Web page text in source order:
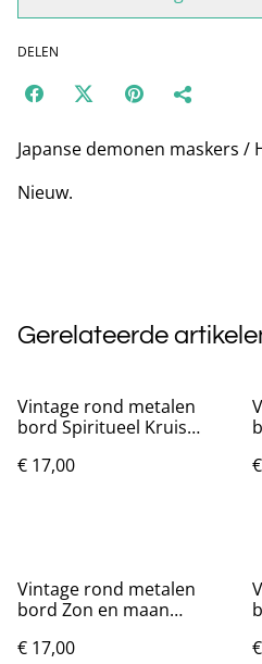
DELEN
Japanse demonen maskers /
Nieuw.
Gerelateerde
Vintage rond metalen
bord Spiritueel Kruis
€ 17,00
Vintage rond metalen
bord Zon en maan
€ 17,00